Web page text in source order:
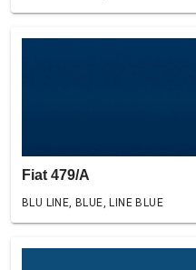
Fiat 479/A
BLU LINE, BLUE, LINE BLUE